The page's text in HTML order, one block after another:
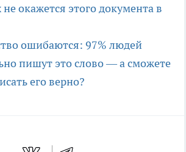
не окажется этого документа в
ошибаются: 97% людей
пишут это слово — а сможете
его верно?